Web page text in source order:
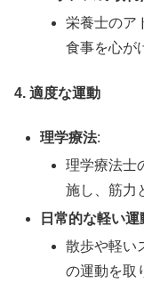
栄養士のア
食事を心が
4. 適度な運動
理学療法:
理学療法士
施し、筋力
日常的な軽い運
散歩や軽い
の運動を取